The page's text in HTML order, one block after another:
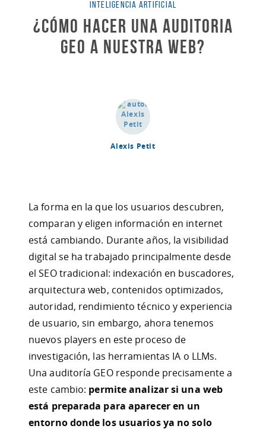
INTELIGENCIA ARTIFICIAL
¿Cómo hacer una Auditoria
GEO a nuestra web?
Alexis Petit
La forma en la que los usuarios descubren,
comparan y eligen información en internet
está cambiando. Durante años, la visibilidad
digital se ha trabajado principalmente desde
el SEO tradicional: indexación en buscadores,
arquitectura web, contenidos optimizados,
autoridad, rendimiento técnico y experiencia
de usuario, sin embargo, ahora tenemos
nuevos players en este proceso de
investigación, las herramientas IA o LLMs.
Una auditoría GEO responde precisamente a
este cambio: permite analizar si una web
está preparada para aparecer en un
entorno donde los usuarios ya no solo